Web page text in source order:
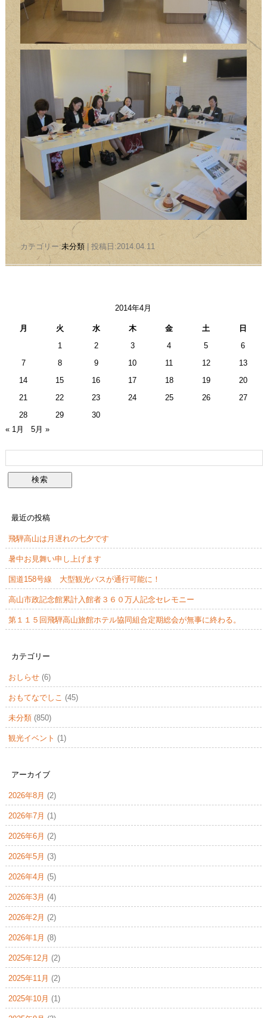
カテゴリー:未分類| 投稿日:2014.04.11
2014年4月
月 火 水 木 金 土
日
1
2 3 4 5
6
7
8 9 10 11 12
13
14
15 16 17 18 19
20
21
22 23 24 25 26
27
28
29
30
« 1月
5月 »
最近の投稿
飛騨高山は月遅れの七夕です
暑中お見舞い申し上げます
国道158号線 大型観光バスが通行可能に！
高山市政記念館累計入館者３６０万人記念セレモニー
第１１５回飛騨高山旅館ホテル協同組合定期総会が無事に終わる。
カテゴリー
おしらせ(6)
おもてなでしこ (45)
未分類(850)
観光イベント (1)
アーカイブ
2026年8月 (2)
2026年7月 (1)
2026年6月 (2)
2026年5月 (3)
2026年4月 (5)
2026年3月 (4)
2026年2月 (2)
2026年1月 (8)
2025年12月 (2)
2025年11月 (2)
2025年10月 (1)